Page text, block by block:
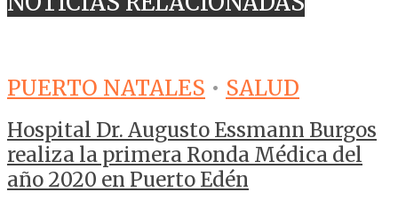
PUERTO NATALES • SALUD
Hospital Dr. Augusto Essmann Burgos
realiza la primera Ronda Médica del
año 2020 en Puerto Edén